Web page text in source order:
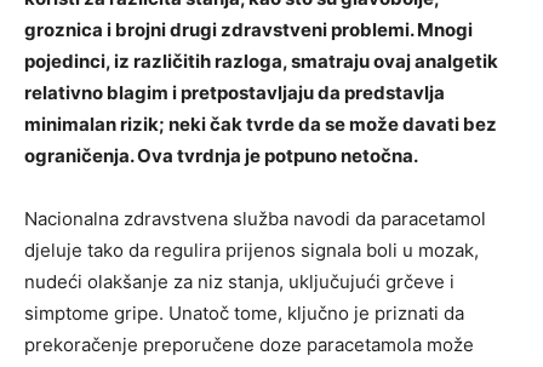
groznica i brojni drugi zdravstveni problemi. Mnogi
pojedinci, iz različitih razloga, smatraju ovaj analgetik
relativno blagim i pretpostavljaju da predstavlja
minimalan rizik; neki čak tvrde da se može davati bez
ograničenja. Ova tvrdnja je potpuno netočna.
Nacionalna zdravstvena služba navodi da paracetamol
djeluje tako da regulira prijenos signala boli u mozak,
nudeći olakšanje za niz stanja, uključujući grčeve i
simptome gripe. Unatoč tome, ključno je priznati da
prekoračenje preporučene doze paracetamola može